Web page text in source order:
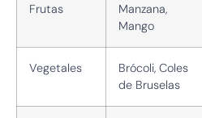
Frutas
Manzana,
Mango
Vegetales
Brócoli, Coles
de Bruselas